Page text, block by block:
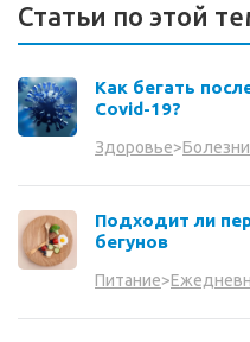
Статьи по этой
Как бегать
Covid-19?
Здоровье>
Подходит ли
бегунов
Питание>